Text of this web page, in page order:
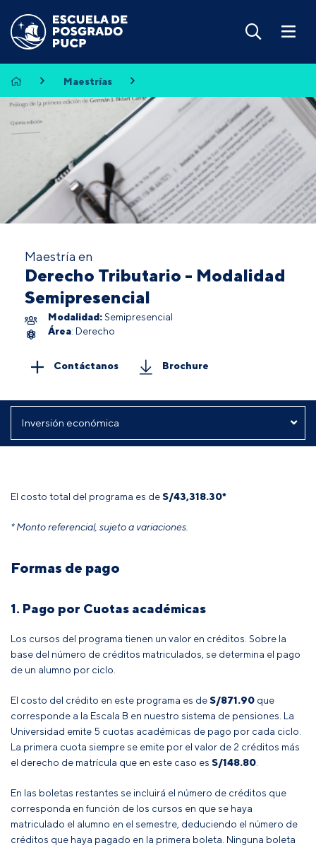
Maestrías
Maestría en
Derecho Tributario - Modalidad
Semipresencial
Modalidad: Semipresencial
Área: Derecho
Contáctanos Brochure
El costo total del programa es deS/43,318.30*
* Monto referencial, sujeto a variaciones.
Formas de pago
1. Pago por Cuotas académicas
Los cursos del programa tienen un valor en créditos. Sobre la
base del número de créditos matriculados, se determina el pago
de un alumno por ciclo.
El costo del crédito en este programa es deS/871.90 que
corresponde a la Escala B en nuestro sistema de pensiones. La
Universidad emite 5 cuotas académicas de pago por cada ciclo.
La primera cuota siempre se emite por el valor de 2 créditos más
el derecho de matrícula que en este caso es S/148.80
En las boletas restantes se incluirá el número de créditos que
corresponda en función de los cursos en que se haya
matriculado el alumno en el semestre, deduciendo el número de
créditos que haya pagado en la primera boleta . Ninguna boleta